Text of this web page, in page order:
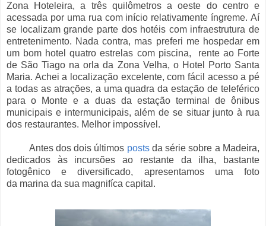
Zona Hoteleira, a três quilômetros a oeste do centro e
acessada por uma rua com início relativamente íngreme. Aí
se localizam grande parte dos hotéis com infraestrutura de
entretenimento. Nada contra, mas preferi me hospedar em
um bom hotel quatro estrelas com piscina, rente ao Forte
de São Tiago na orla da Zona Velha, o Hotel Porto Santa
Maria. Achei a localização excelente, com fácil acesso a pé
a todas as atrações, a uma quadra da estação de teleférico
para o Monte e a duas da estação terminal de ônibus
municipais e intermunicipais, além de se situar junto à rua
dos restaurantes. Melhor impossível.
Antes dos dois últimos postsda série sobre a Madeira,
dedicados às incursões ao restante da ilha, bastante
fotogênico e diversificado, apresentamos uma foto
da marina da sua magnifíca capital.